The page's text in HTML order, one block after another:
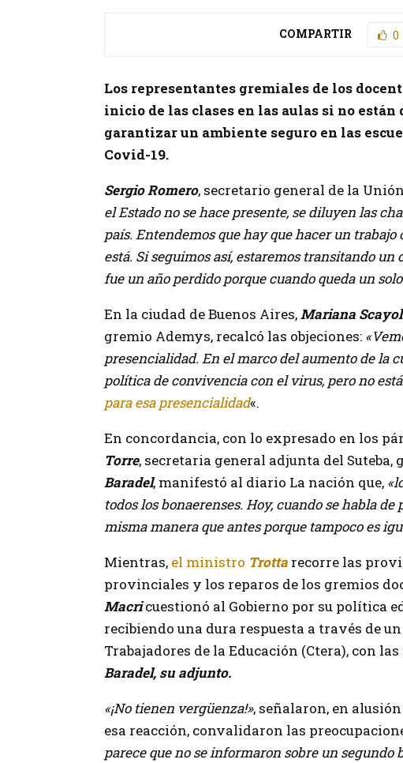
COMPARTIR 0
Los representantes gremiales de los
inicio de las clases en las aulas si no
garantizar un ambiente seguro en las
Covid-19.
Sergio Romero, secretario general de la
el Estado no se hace presente, se diluyen las
país. Entendemos que hay que hacer un
está. Si seguimos así, estaremos transitando
fue un año perdido porque cuando queda un
En la ciudad de Buenos Aires,Mariana
gremio Ademys, recalcó las objeciones:
presencialidad. En el marco del aumento de la
política de convivencia con el virus, pero no
para esa presencialidad«.
En concordancia, con lo expresado en los
Torre, secretaria general adjunta del
Baradel, manifestó al diario La nación que,
todos los bonaerenses. Hoy, cuando se habla
misma manera que antes porque tampoco es
Mientras, el ministro Trotta recorre las
provinciales y los reparos de los gremios
Macricuestionó al Gobierno por su política
recibiendo una dura respuesta a través de
Trabajadores de la Educación (Ctera), con
Baradel, su adjunto.
«¡No tienen vergüenza!», señalaron, en alusión
esa reacción, convalidaron las
parece que no se informaron sobre un segundo